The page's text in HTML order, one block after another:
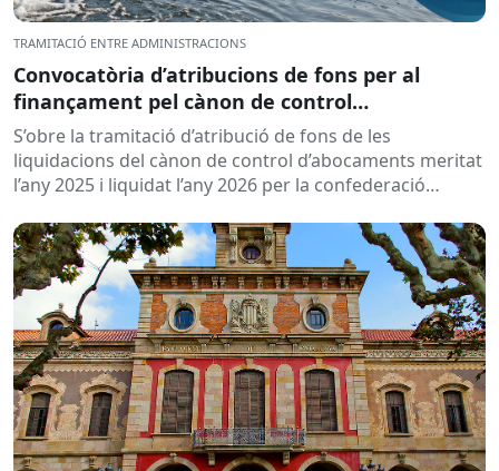
TRAMITACIÓ ENTRE ADMINISTRACIONS
Convocatòria d’atribucions de fons per al
finançament pel cànon de control
d’abocaments meritat l’any 2025 i liquidat l’any
2026
S’obre la tramitació d’atribució de fons de les
liquidacions del cànon de control d’abocaments meritat
l’any 2025 i liquidat l’any 2026 per la confederació